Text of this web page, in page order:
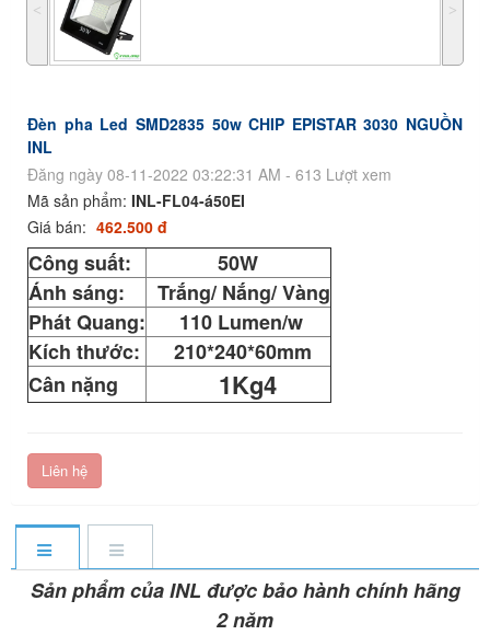
˂ ˃
Đèn pha Led SMD2835 50w CHIP EPISTAR 3030 NGUỒN
INL
Đăng ngày 08-11-2022 03:22:31 AM - 613 Lượt xem
Mã sản phẩm: INL-FL04-á50EI
Giá bán: 462.500 đ
Công suất:
50W
Ánh sáng:
Trắng/ Nắng/ Vàng
Phát Quang: 110 Lumen/w
Kích thước:
210*240*60mm
Cân nặng
1Kg4
Liên hệ
Sản phẩm của INL được bảo hành chính hãng
2 năm